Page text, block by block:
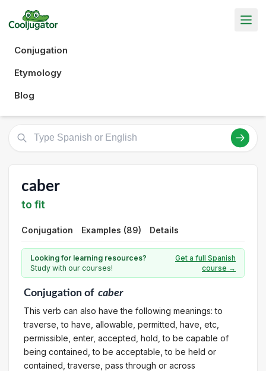
Conjugation
Etymology
Blog
caber
to fit
Conjugation Examples (89) Details
Looking for learning resources?
Study with our courses!
Get a full Spanish
course →
Conjugationof caber
This verb can also have the following meanings: to
traverse, to have, allowable, permitted, have, etc,
permissible, enter, accepted, hold, to be capable of
being contained, to be acceptable, to be held or
contained, traverse, pass through or across